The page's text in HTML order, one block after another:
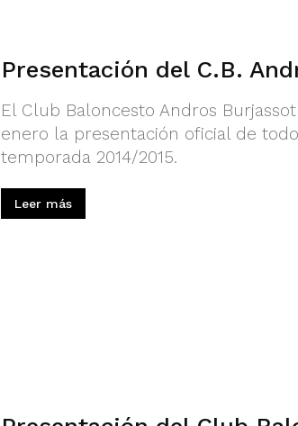
Presentación del C.B.
El Club Baloncesto Andros
enero la presentación oficial de
temporada 2014/2015.
Leer más